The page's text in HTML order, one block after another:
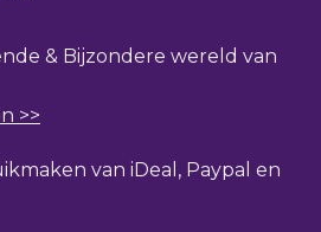
& Bijzondere wereld van
>>
van iDeal, Paypal en